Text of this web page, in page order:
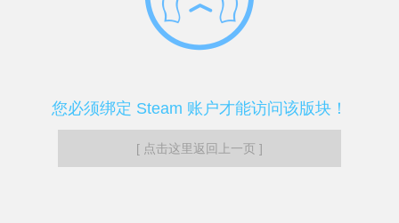
您必须绑定 Steam 账户才能访问该版块！
[ 点击这里返回上一页 ]